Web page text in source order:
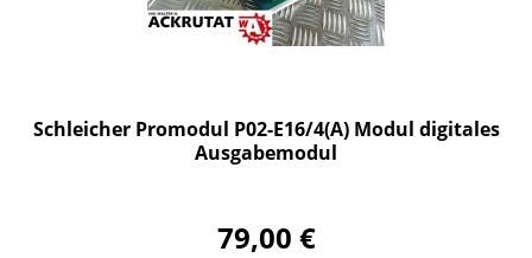
Schleicher Promodul P02-E16/4(A) Modul digitales
Ausgabemodul
79,00 €